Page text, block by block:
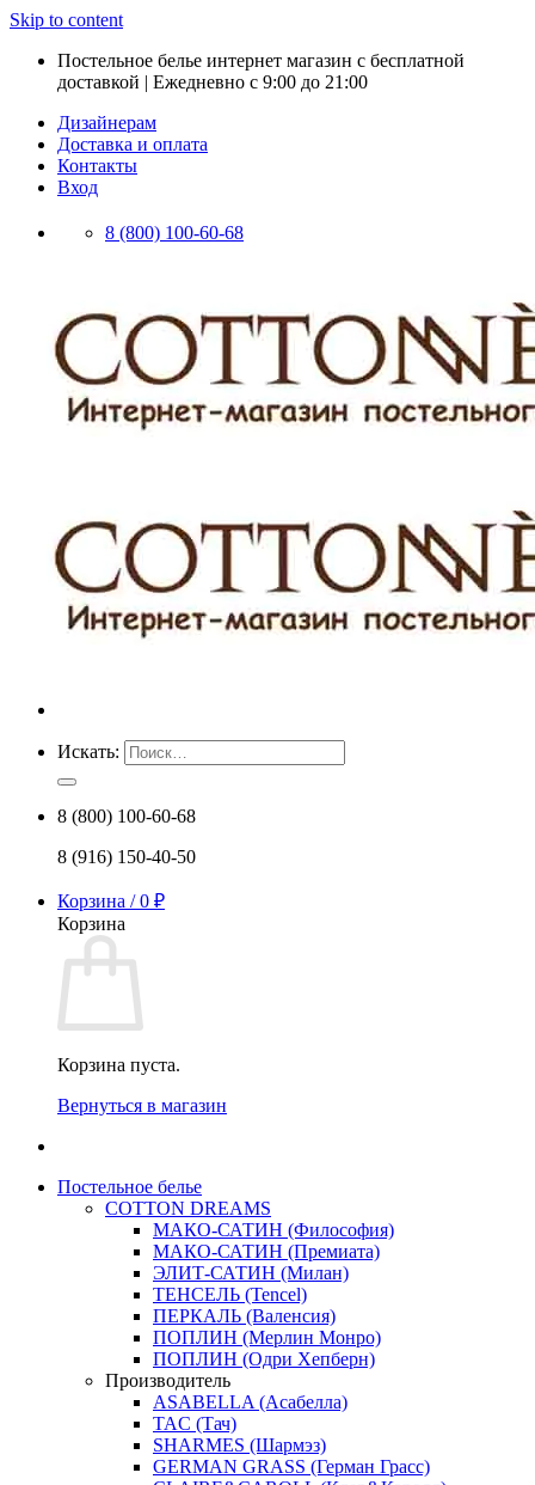
Skip to content
Постельное белье интернет магазин с бесплатной
доставкой | Ежедневно с 9:00 до 21:00
Дизайнерам
Доставка и оплата
Контакты
Вход
8 (800) 100-60-68
Искать:
8 (800) 100-60-68
8 (916) 150-40-50
Корзина /0 ₽
Корзина
Корзина пуста.
Вернуться в магазин
Постельное белье
COTTON DREAMS
МАКО-САТИН (Философия)
МАКО-САТИН (Премиата)
ЭЛИТ-САТИН (Милан)
ТЕНСЕЛЬ (Tencel)
ПЕРКАЛЬ (Валенсия)
ПОПЛИН (Мерлин Монро)
ПОПЛИН (Одри Хепберн)
Производитель
ASABELLA (Асабелла)
TAC (Тач)
SHARMES (Шармэз)
GERMAN GRASS (Герман Грасс)